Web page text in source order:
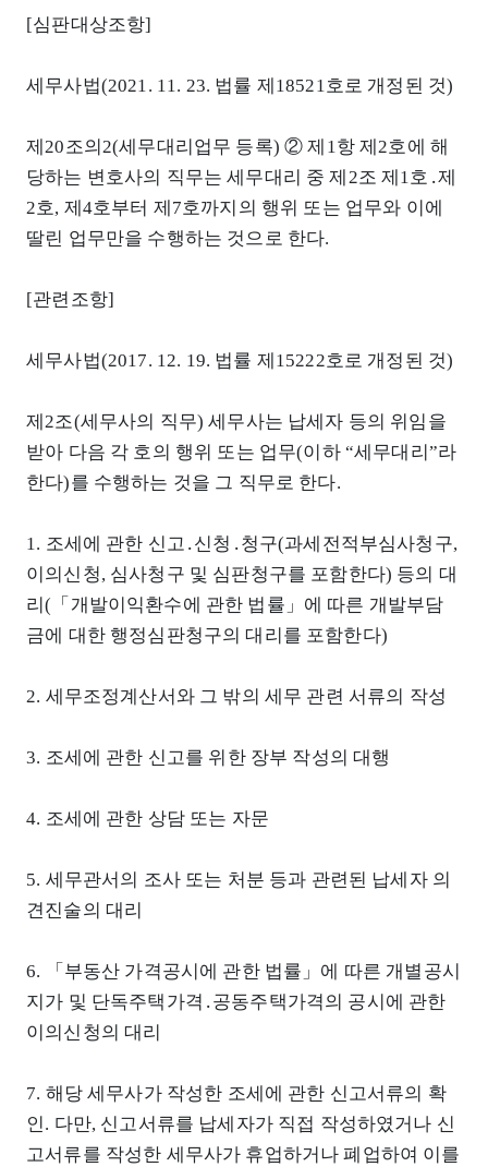
[심판대상조항]
세무사법(2021. 11. 23. 법률 제18521호로 개정된 것)
제20조의2(세무대리업무 등록) ② 제1항 제2호에 해
당하는 변호사의 직무는 세무대리 중 제2조 제1호․제
2호, 제4호부터 제7호까지의 행위 또는 업무와 이에
딸린 업무만을 수행하는 것으로 한다.
[관련조항]
세무사법(2017. 12. 19. 법률 제15222호로 개정된 것)
제2조(세무사의 직무) 세무사는 납세자 등의 위임을
받아 다음 각 호의 행위 또는 업무(이하 “세무대리”라
한다)를 수행하는 것을 그 직무로 한다.
1. 조세에 관한 신고․신청․청구(과세전적부심사청구,
이의신청, 심사청구 및 심판청구를 포함한다) 등의 대
리(「개발이익환수에 관한 법률」에 따른 개발부담
금에 대한 행정심판청구의 대리를 포함한다)
2. 세무조정계산서와 그 밖의 세무 관련 서류의 작성
3. 조세에 관한 신고를 위한 장부 작성의 대행
4. 조세에 관한 상담 또는 자문
5. 세무관서의 조사 또는 처분 등과 관련된 납세자 의
견진술의 대리
6. 「부동산 가격공시에 관한 법률」에 따른 개별공시
지가 및 단독주택가격․공동주택가격의 공시에 관한
이의신청의 대리
7. 해당 세무사가 작성한 조세에 관한 신고서류의 확
인. 다만, 신고서류를 납세자가 직접 작성하였거나 신
고서류를 작성한 세무사가 휴업하거나 폐업하여 이를